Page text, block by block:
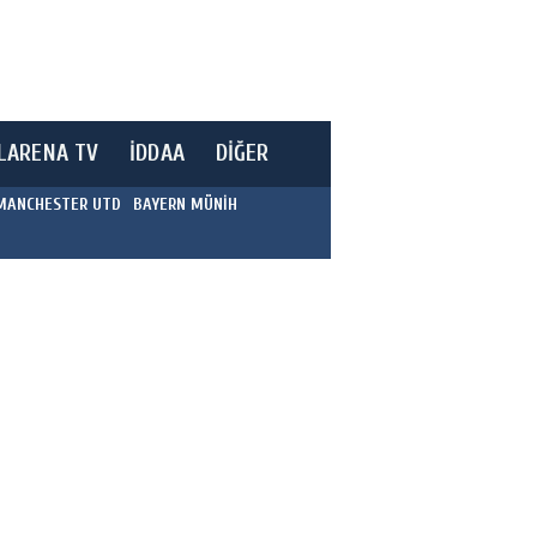
TV İDDAA DİĞER
UTD
BAYERN MÜNİH